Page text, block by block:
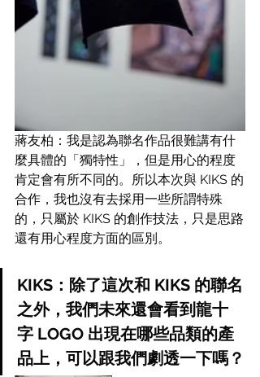
蔣友柏：我是認為聯名作品很難講有什
麼具體的「獨特性」，但是用心的程度
肯定會有所不同的。所以本次與 KIKS 的
合作，我也沒有去採用一些所謂特殊
的，只屬於 KIKS 的創作技法，只是思路
還有用心程度方面的區別。
KIKS：除了這次和 KIKS 的聯名
之外，我們未來還會看到龍十
字 LOGO 出現在哪些品類的產
品上，可以跟我們劇透一下嗎？